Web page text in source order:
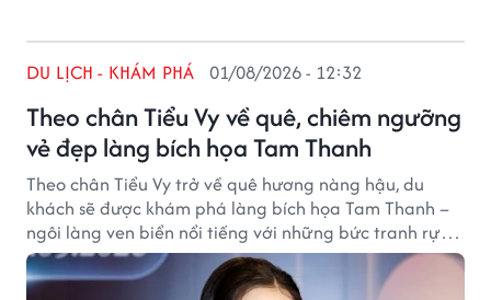
Theo chân Tiểu Vy về quê, chiêm ngưỡng
vẻ đẹp làng bích họa Tam Thanh
DU LỊCH - KHÁM PHÁ 01/08/2026 - 12:32
Theo chân Tiểu Vy trở về quê hương nàng hậu, du
khách sẽ được khám phá làng bích họa Tam Thanh –
ngôi làng ven biển nổi tiếng với những bức tranh rực
rỡ, không gian bình yên và đậm chất nghệ thuật.